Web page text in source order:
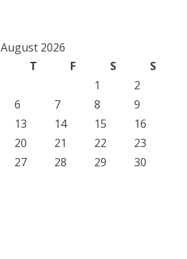
August 2026
T F S
S
1
2
6 7 8
9
13 14 15
16
20 21 22
23
27 28 29
30